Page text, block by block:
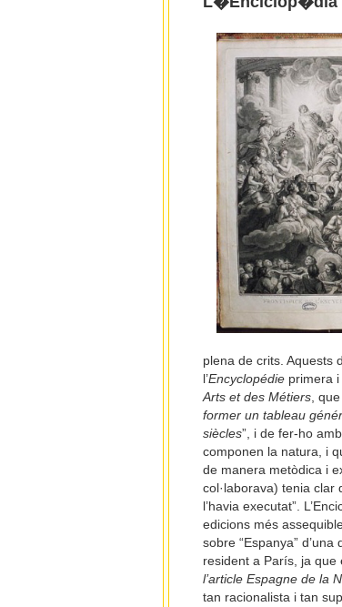
plena de crits. Aquests
l’Encyclopédie primera
Arts et des Métiers,
former un tableau
siècles”, i de fer-ho
componen la natura, i
de manera metòdica i
col·laborava) tenia clar
l’havia executat”.
edicions més
sobre “Espanya”
resident a París, ja
l’article Espagne de la
tan racionalista i tan